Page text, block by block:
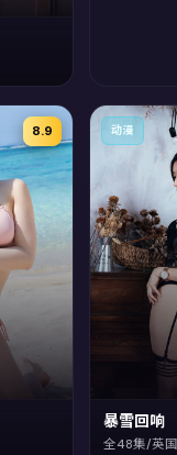
8.9 动漫
暴雪回响
全48集/英国